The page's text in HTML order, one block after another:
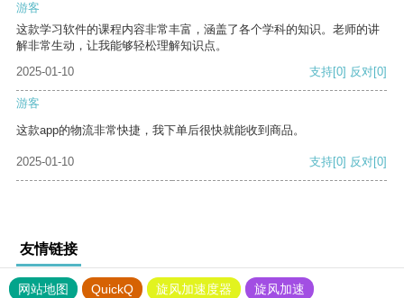
游客
这款学习软件的课程内容非常丰富，涵盖了各个学科的知识。老师的讲
解非常生动，让我能够轻松理解知识点。
2025-01-10
支持[0] 反对[0]
游客
这款app的物流非常快捷，我下单后很快就能收到商品。
2025-01-10 支持[0] 反对[0]
友情链接
网站地图 QuickQ 旋风加速度器
旋风加速